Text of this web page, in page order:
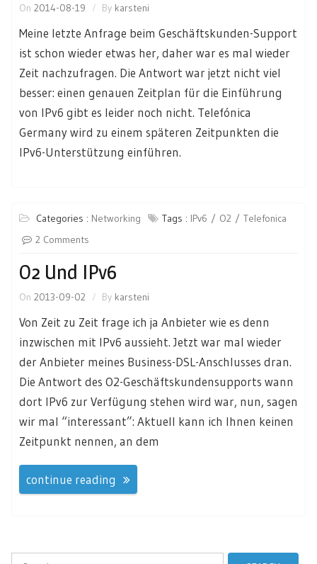
On 2014-08-19 By karsteni
Meine letzte Anfrage beim Geschäftskunden-Support
ist schon wieder etwas her, daher war es mal wieder
Zeit nachzufragen. Die Antwort war jetzt nicht viel
besser: einen genauen Zeitplan für die Einführung
von IPv6 gibt es leider noch nicht. Telefónica
Germany wird zu einem späteren Zeitpunkten die
IPv6-Unterstützung einführen.
Categories : Networking Tags : IPv6 O2
Telefonica
2 Comments
O2 Und IPv6
On 2013-09-02 By karsteni
Von Zeit zu Zeit frage ich ja Anbieter wie es denn
inzwischen mit IPv6 aussieht. Jetzt war mal wieder
der Anbieter meines Business-DSL-Anschlusses dran.
Die Antwort des O2-Geschäftskundensupports wann
dort IPv6 zur Verfügung stehen wird war, nun, sagen
wir mal “interessant”: Aktuell kann ich Ihnen keinen
Zeitpunkt nennen, an dem
continue reading